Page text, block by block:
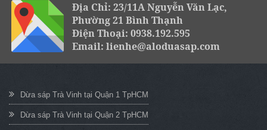
Địa Chỉ: 23/11A Nguyễn Văn Lạc,
Phường 21 Bình Thạnh
Điện Thoại: 0938.192.595
Email: lienhe@aloduasap.com
Dừa sáp Trà Vinh tại Quận 1 TpHCM
Dừa sáp Trà Vinh tại Quận 2 TpHCM